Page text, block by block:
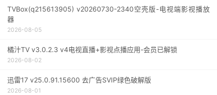
TVBox(q215613905) v20260730-2340空壳版-电视端影视播放
器
2026-08-05
橘汁TV v3.0.2.3 v4电视直播+影视点播应用-会员已解锁
2026-08-02
迅雷17 v25.0.91.15600 去广告SVIP绿色破解版
2026-08-01